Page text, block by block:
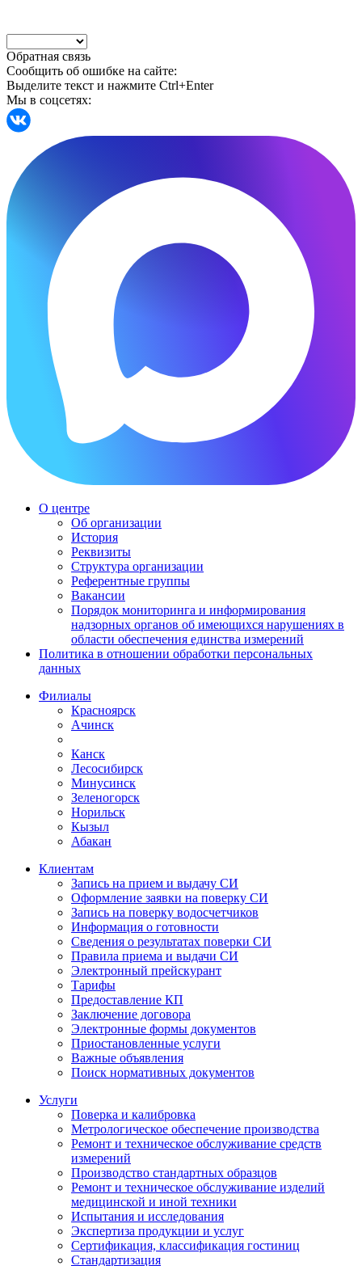
Обратная связь
Сообщить об ошибке на сайте:
Выделите текст и нажмите Ctrl+Enter
Мы в соцсетях:
О центре
Об организации
История
Реквизиты
Структура организации
Референтные группы
Вакансии
Порядок мониторинга и информирования
надзорных органов об имеющихся нарушениях в
области обеспечения единства измерений
Политика в отношении обработки персональных
данных
Филиалы
Красноярск
Ачинск
Канск
Лесосибирск
Минусинск
Зеленогорск
Норильск
Кызыл
Абакан
Клиентам
Запись на прием и выдачу СИ
Оформление заявки на поверку СИ
Запись на поверку водосчетчиков
Информация о готовности
Сведения о результатах поверки СИ
Правила приема и выдачи СИ
Электронный прейскурант
Тарифы
Предоставление КП
Заключение договора
Электронные формы документов
Приостановленные услуги
Важные объявления
Поиск нормативных документов
Услуги
Поверка и калибровка
Метрологическое обеспечение производства
Ремонт и техническое обслуживание средств
измерений
Производство стандартных образцов
Ремонт и техническое обслуживание изделий
медицинской и иной техники
Испытания и исследования
Экспертиза продукции и услуг
Сертификация, классификация гостиниц
Стандартизация